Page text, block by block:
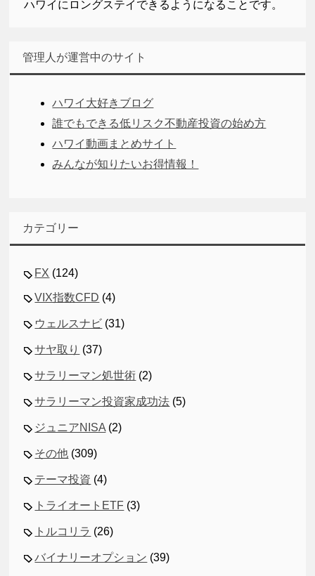
ハワイにロングステイできるようになることです。
管理人が運営中のサイト
ハワイ大好きブログ
誰でもできる低リスク不動産投資の始め方
ハワイ動画まとめサイト
みんなが知りたいお得情報！
カテゴリー
FX (124)
VIX指数CFD (4)
ウェルスナビ (31)
サヤ取り (37)
サラリーマン処世術 (2)
サラリーマン投資家成功法 (5)
ジュニアNISA (2)
その他 (309)
テーマ投資 (4)
トライオートETF (3)
トルコリラ (26)
バイナリーオプション (39)